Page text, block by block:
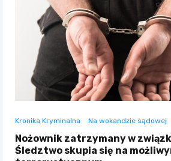
Kronika Kryminalna Na wokandzie sądowej
Nożownik zatrzymany w
Śledztwo skupia się na